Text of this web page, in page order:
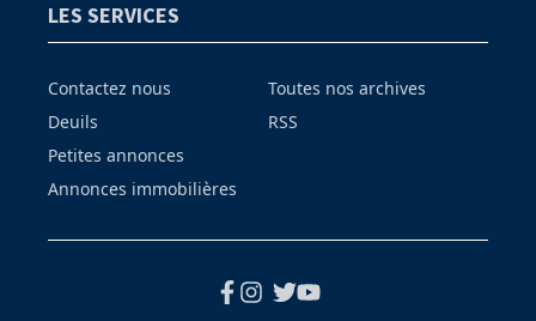
LES SERVICES
Contactez nous
Deuils
Petites annonces
Annonces immobilières
Toutes nos archives
RSS